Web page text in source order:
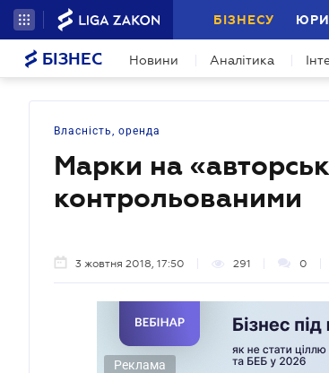
БІЗНЕСУ
БІЗНЕС Новини Аналітика
Власність, оренда
Марки на
контрольованими
3 жовтня 2018, 17:50 291 0
Реклама